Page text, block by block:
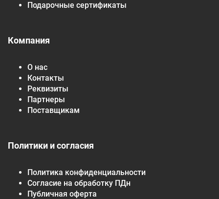
Подарочные сертификаты
Компания
О нас
Контакты
Реквизиты
Партнеры
Поставщикам
Политики и согласия
Политика конфиденциальности
Согласие на обработку ПДн
Публичная оферта